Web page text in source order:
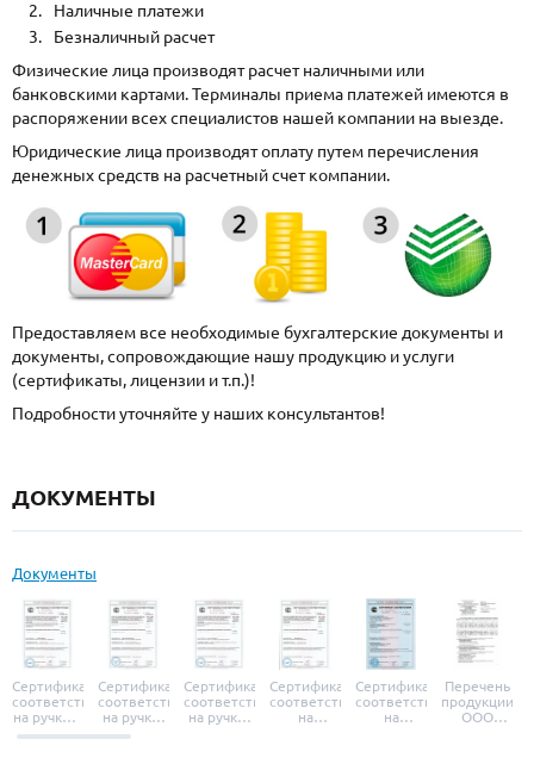
Наличные платежи
Безналичный расчет
Физические лица производят расчет наличными или
банковскими картами. Терминалы приема платежей имеются в
распоряжении всех специалистов нашей компании на выезде.
Юридические лица производят оплату путем перечисления
денежных средств на расчетный счет компании.
Предоставляем все необходимые бухгалтерские документы и
документы, сопровождающие нашу продукцию и услуги
(сертификаты, лицензии и т.п.)!
Подробности уточняйте у наших консультантов!
ДОКУМЕНТЫ
Документы
Сертификат
соответствия
на ручки и
броненакладки
Сертификат
соответствия
на ручки-
защелки
Сертификат
соответствия
на ручки-
Сертификат
соответствия
на
Сертификат
соответствия
на
Перечень
продукции
ООО